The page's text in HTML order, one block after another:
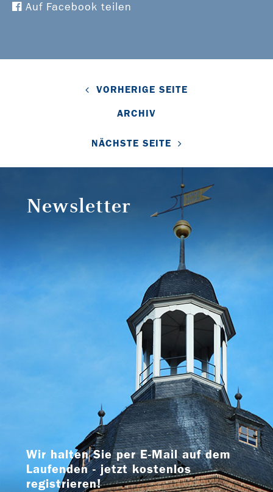
Auf Facebook teilen
VORHERIGE SEITE
ARCHIV
NÄCHSTE SEITE
Newsletter
Wir halten Sie per E-Mail auf dem
Laufenden - jetzt kostenlos
registrieren!